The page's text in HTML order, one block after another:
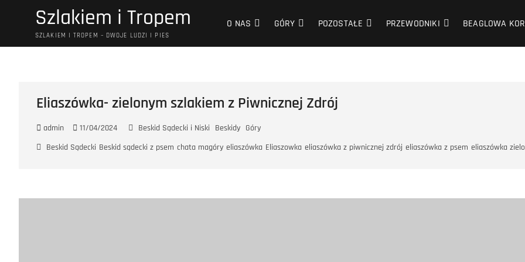
Szlakiem i Tropem
SZLAKIEM I TROPEM – DWOJE LUDZI I PIES
O NAS GÓRY POZOSTAŁE PRZEWODNIKI BEAGLOWA
Eliaszówka- zielonym szlakiem z Piwnicznej Zdrój
admin 11/04/2024 Beskid Sądecki i Niski Beskidy Góry
Beskid Sądecki Beskid sądecki z psem chata magóry eliaszówka Eliaszowka eliaszówka z piwnicznej zdrój eliaszówka z psem eliaszówka